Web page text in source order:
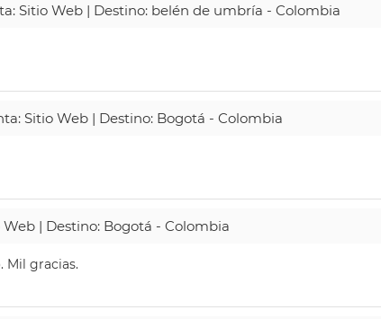
Sitio Web | Destino: belén de umbría - Colombia
Sitio Web | Destino: Bogotá - Colombia
Web | Destino: Bogotá - Colombia
Mil gracias.